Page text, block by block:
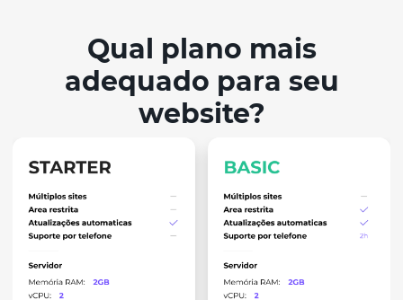
Qual plano mais
adequado para seu
website?